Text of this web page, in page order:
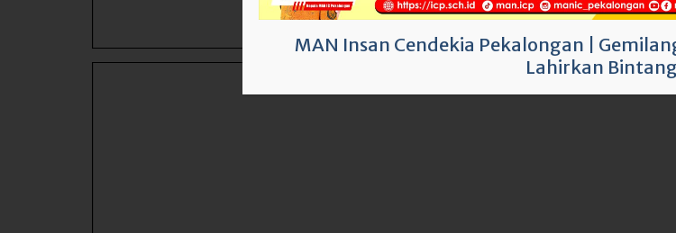
MAN Insan Cendekia Pekalongan
Lahirkan